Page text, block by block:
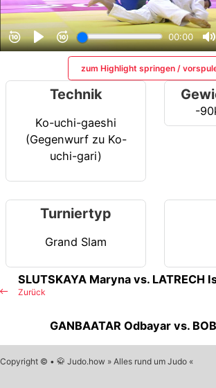
zum Highlight springen /
Technik
Ko-uchi-gaeshi
(Gegenwurf zu Ko-
uchi-gari)
-
Turniertyp
Grand Slam
Zurück
SLUTSKAYA Maryna vs. LATRECH
GANBAATAR Odbayar vs.
Copyright © • 🥋 Judo.how » Alles rund um Judo «